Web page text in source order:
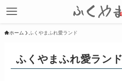
ホーム ふくやまふれ愛ランド
ふくやまふれ愛ランド